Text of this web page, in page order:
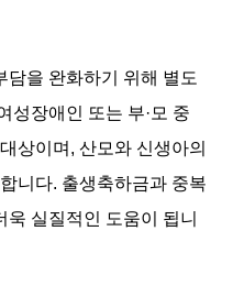
담을 완화하기 위해 별도
성장애인 또는 부·모 중
상이며, 산모와 신생아의
니다. 출생축하금과 중복
실질적인 도움이 됩니